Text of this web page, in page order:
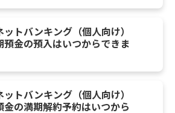
ットバンキング（個人向け）
預金の預入はいつからできま
ットバンキング（個人向け）
金の満期解約予約はいつから